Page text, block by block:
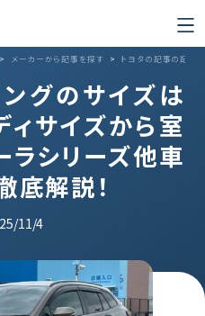
> メーカーから記事を探す > トヨタの記事の記事
グのサイズは
ィサイズから室
ラシリーズ他車
底解説！
11/4